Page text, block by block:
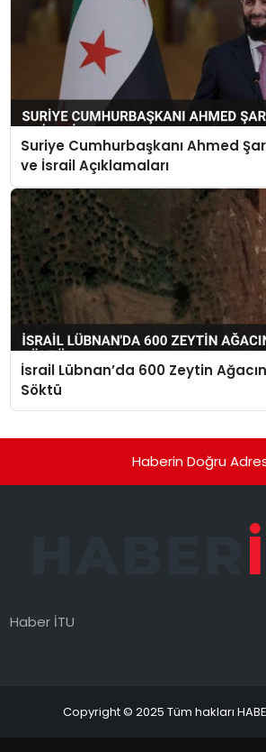
Suriye Cumhurbaşkanı Ahmed
ve İsrail Açıklamaları
İsrail Lübnan’da 600 Zeytin
Söktü
Haberin Doğru
Haber İTU
Copyright © 2025 Tüm hakları